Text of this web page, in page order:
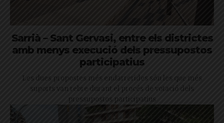
Sarrià – Sant Gervasi, entre els districtes
amb menys execució dels pressupostos
participatius
Les dues propostes més endarrerides són les que més
suports van rebre durant el procés de votació dels
pressupostos participatius